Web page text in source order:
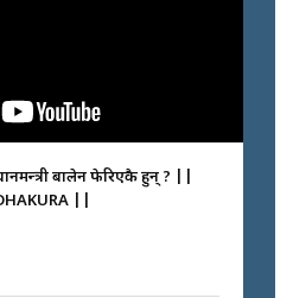
बालेन फेरिएकै हुन् ? ||
||